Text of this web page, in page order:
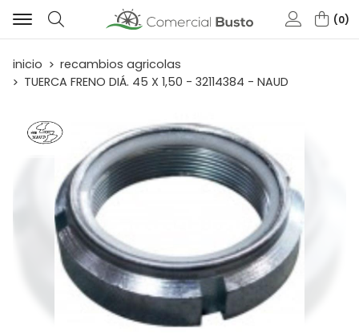
Buscar
0
inicio
recambios agricolas
TUERCA FRENO DIÁ. 45 X 1,50 - 32114384 - NAUD